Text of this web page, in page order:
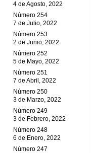
4 de Agosto, 2022
Número 254
7 de Julio, 2022
Número 253
2 de Junio, 2022
Número 252
5 de Mayo, 2022
Número 251
7 de Abril, 2022
Número 250
3 de Marzo, 2022
Número 249
3 de Febrero, 2022
Número 248
6 de Enero, 2022
Número 247